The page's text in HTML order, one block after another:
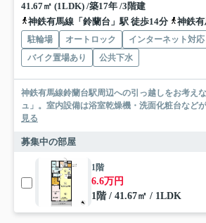
41.67㎡ (1LDK) /築17年 /3階建
神鉄有馬線「鈴蘭台」駅 徒歩14分
神鉄有馬
駐輪場 オートロック インターネット対応
バイク置場あり
公共下水
神鉄有馬線鈴蘭台駅周辺への引っ越しをお考え
ュ」。室内設備は浴室乾燥機・洗面化粧台など
見る
募集中の部屋
1階
6.6万円
1階 / 41.67㎡ / 1LDK